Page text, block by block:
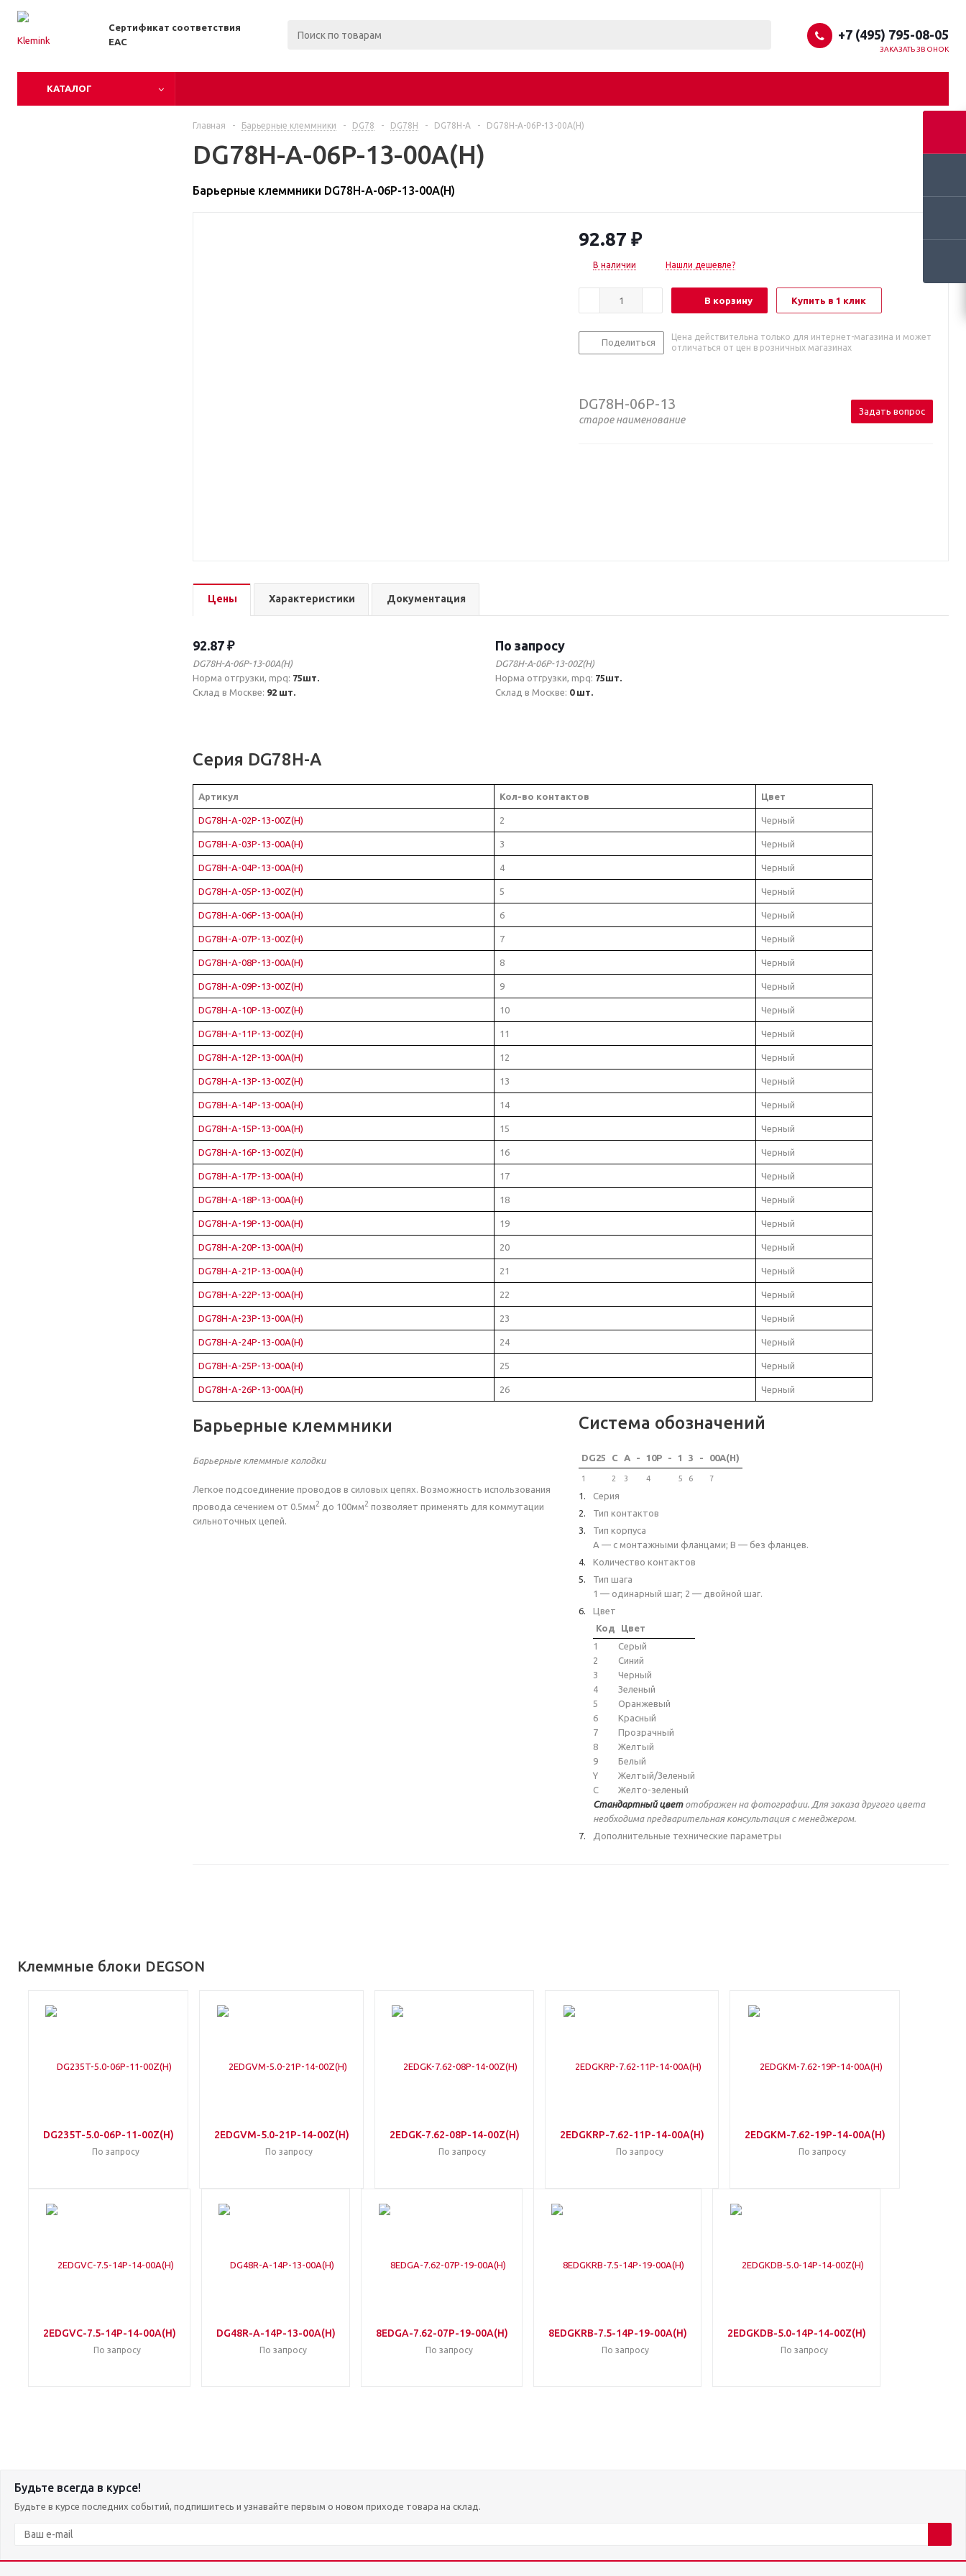
Сертификат соответствия
EAC
+7 (495) 795-08-05
ЗАКАЗАТЬ ЗВОНОК
КАТАЛОГ
Главная - Барьерные клеммники - DG78 - DG78H - DG78H-A - DG78H-A-06P-13-00A(H)
DG78H-A-06P-13-00A(H)
Барьерные клеммники DG78H-A-06P-13-00A(H)
92.87 ₽
В наличии Нашли дешевле?
В корзину Купить в 1 клик
Поделиться
Цена действительна только для интернет-магазина и может
отличаться от цен в розничных магазинах
DG78H-06P-13
старое наименование
Задать вопрос
Цены Характеристики Документация
92.87 ₽
DG78H-A-06P-13-00A(H)
Норма отгрузки, mpq: 75шт.
Склад в Москве: 92 шт.
По запросу
DG78H-A-06P-13-00Z(H)
Норма отгрузки, mpq: 75шт.
Склад в Москве: 0 шт.
Серия DG78H-A
Артикул Кол-во контактов Цвет
DG78H-A-02P-13-00Z(H) 2 Черный
DG78H-A-03P-13-00A(H) 3 Черный
DG78H-A-04P-13-00A(H) 4 Черный
DG78H-A-05P-13-00Z(H) 5 Черный
DG78H-A-06P-13-00A(H) 6 Черный
DG78H-A-07P-13-00Z(H) 7 Черный
DG78H-A-08P-13-00A(H) 8 Черный
DG78H-A-09P-13-00Z(H) 9 Черный
DG78H-A-10P-13-00Z(H) 10 Черный
DG78H-A-11P-13-00Z(H) 11 Черный
DG78H-A-12P-13-00A(H) 12 Черный
DG78H-A-13P-13-00Z(H) 13 Черный
DG78H-A-14P-13-00A(H) 14 Черный
DG78H-A-15P-13-00A(H) 15 Черный
DG78H-A-16P-13-00Z(H) 16 Черный
DG78H-A-17P-13-00A(H) 17 Черный
DG78H-A-18P-13-00A(H) 18 Черный
DG78H-A-19P-13-00A(H) 19 Черный
DG78H-A-20P-13-00A(H) 20 Черный
DG78H-A-21P-13-00A(H) 21 Черный
DG78H-A-22P-13-00A(H) 22 Черный
DG78H-A-23P-13-00A(H) 23 Черный
DG78H-A-24P-13-00A(H) 24 Черный
DG78H-A-25P-13-00A(H) 25 Черный
DG78H-A-26P-13-00A(H) 26 Черный
Барьерные клеммники
Барьерные клеммные колодки
Легкое подсоединение проводов в силовых цепях. Возможность использования
провода сечением от 0.5мм2 до 100мм2 позволяет применять для коммутации
сильноточных цепей.
Система обозначений
DG25 C A - 10P - 1 3 - 00A(H)
1 2 3 4 5 6 7
Серия
Тип контактов
Тип корпуса
A — с монтажными фланцами; B — без фланцев.
Количество контактов
Тип шага
1 — одинарный шаг; 2 — двойной шаг.
Цвет
Код
Цвет
1
Серый
2
Синий
3
Черный
4
Зеленый
5
Оранжевый
6
Красный
7
Прозрачный
8
Желтый
9
Белый
Y
Желтый/Зеленый
C
Желто-зеленый
Стандартный цветотображен на фотографии. Для заказа другого цвета
необходима предварительная консультация с менеджером.
Дополнительные технические параметры
Клеммные блоки DEGSON
DG235T-5.0-06P-11-00Z(H)
По запросу
2EDGVM-5.0-21P-14-00Z(H)
По запросу
2EDGK-7.62-08P-14-00Z(H)
По запросу
2EDGKRP-7.62-11P-14-00A(H)
По запросу
2EDGKM-7.62-19P-14-00A(H)
По запросу
2EDGVC-7.5-14P-14-00A(H)
По запросу
DG48R-A-14P-13-00A(H)
По запросу
8EDGA-7.62-07P-19-00A(H)
По запросу
8EDGKRB-7.5-14P-19-00A(H)
По запросу
2EDGKDB-5.0-14P-14-00Z(H)
По запросу
Будьте всегда в курсе!
Будьте в курсе последних событий, подпишитесь и узнавайте первым о новом приходе товара на склад.